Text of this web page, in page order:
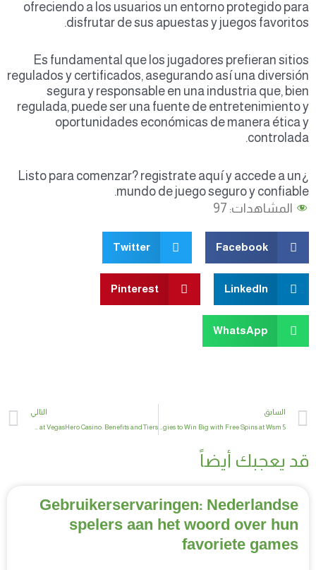
ofreciendo a los usuarios un entorno protegido para
disfrutar de sus apuestas y juegos favoritos.
Es fundamental que los jugadores prefieran sitios
regulados y certificados, asegurando así una diversión
segura y responsable en una industria que, bien
regulada, puede ser una fuente de entretenimiento y
oportunidades económicas de manera ética y
controlada.
¿Listo para comenzar? registrate aquí y accede a un
mundo de juego seguro y confiable.
المشاهدات: 97
Facebook
Twitter
LinkedIn
Pinterest
WhatsApp
Prev
السابق التالي
قد يعجبك أيضاً
Gebruikerservaringen: Nederlandse
spelers aan het woord over hun
favoriete games